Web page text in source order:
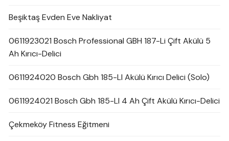
Beşiktaş Evden Eve Nakliyat
0611923021 Bosch Professional GBH 187-Li Çift Akülü 5
Ah Kırıcı-Delici
0611924020 Bosch Gbh 185-LI Akülü Kırıcı Delici (Solo)
0611924021 Bosch Gbh 185-LI 4 Ah Çift Akülü Kırıcı-Delici
Çekmeköy Fitness Eğitmeni